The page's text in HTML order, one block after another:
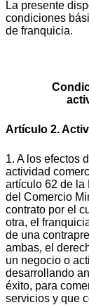
La presente
condiciones
de franquicia.
Artículo 2.
1. A los efectos
actividad
artículo 62 de la
del Comercio
contrato por el
otra, el
de una
ambas, el
un negocio o
desarrollando
éxito, para
servicios y que